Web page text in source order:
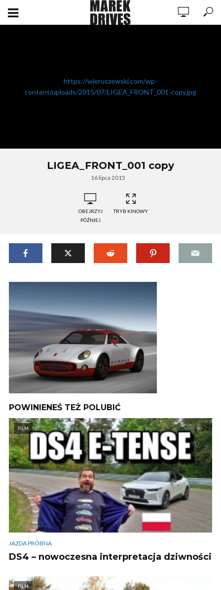
https://wieruszewski.com/wp-
content/uploads/2015/07/LIGEA_FRONT_001-copy.jpg
LIGEA_FRONT_001 copy
16 lipca 2015
OBEJRZYJ
PÓŹNIEJ
TRYB KINOWY
POWINIENEŚ TEŻ POLUBIĆ
FILM
JAZDA PRÓBNA
DS4 – nowoczesna interpretacja dziwności
FILM